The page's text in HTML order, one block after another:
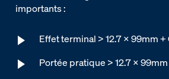
importants :
Effet terminal > 12.7 x 99mm
Portée pratique > 12.7 x